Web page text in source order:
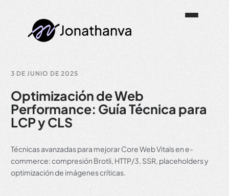
3 DE JUNIO DE 2025
Optimización de Web
Performance: Guía Técnica para
LCP y CLS
Técnicas avanzadas para mejorar Core Web Vitals en e-
commerce: compresión Brotli, HTTP/3, SSR, placeholders y
optimización de imágenes críticas.